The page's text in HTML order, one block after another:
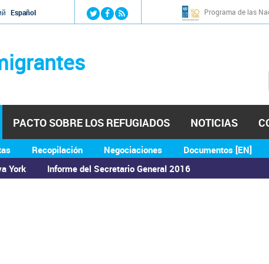
Jump to navigation
Español Programa de las
York Informe del Secretario General 2016
Recopilación Negociaciones Documentos [EN]
PACTO SOBRE LOS REFUGIADOS NOTICIAS